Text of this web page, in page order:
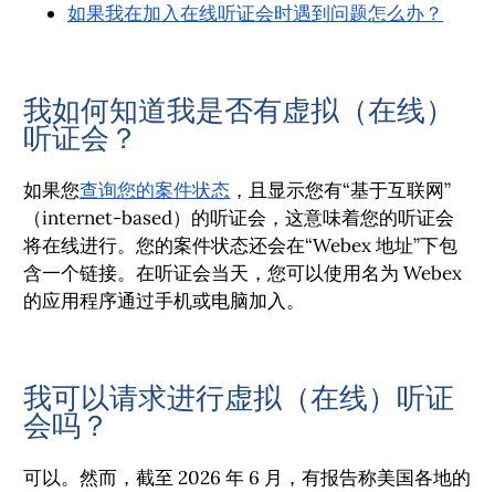
如果我在加入在线听证会时遇到问题怎么办？
我如何知道我是否有虚拟（在线）
听证会？
如果您查询您的案件状态 ，且显示您有“基于互联网”
（internet-based）的听证会，这意味着您的听证会
将在线进行。您的案件状态还会在“Webex 地址”下包
含一个链接。在听证会当天，您可以使用名为 Webex
的应用程序通过手机或电脑加入。
我可以请求进行虚拟（在线）听证
会吗？
可以。然而，截至 2026 年 6 月，有报告称美国各地的